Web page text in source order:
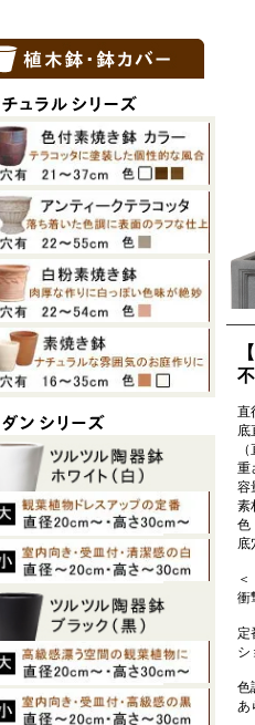
直
底
重
容
素
色
底
衝
定
シ
色
あ